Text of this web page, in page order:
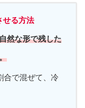
せる方法
然な形で残した
合で混ぜて、冷